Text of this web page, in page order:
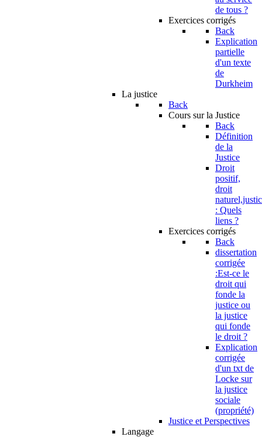
de tous ?
Exercices corrigés
Back
Explication
partielle
d'un texte
de
Durkheim
La justice
Back
Cours sur la Justice
Back
Définition
de la
Justice
Droit
positif,
droit
: Quels
liens ?
Exercices corrigés
Back
dissertation
corrigée
:Est-ce le
droit qui
fonde la
justice ou
la justice
qui fonde
le droit ?
Explication
corrigée
d'un txt de
Locke sur
la justice
sociale
(propriété)
Justice et Perspectives
Langage